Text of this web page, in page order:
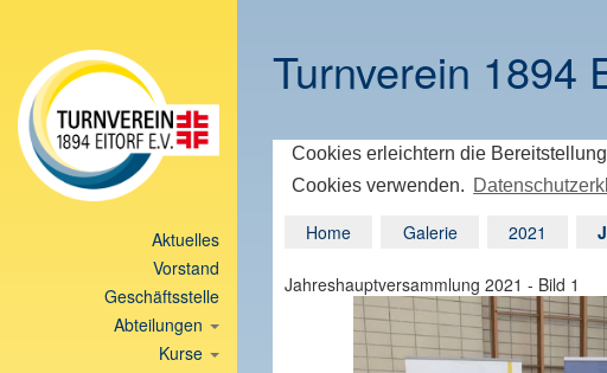
Aktuelles
Vorstand
Geschäftsstelle
Abteilungen
Kurse
Turnverein 1894
Cookies erleichtern die
Cookies verwenden.
Home Galerie 2021
Jahreshauptversammlung 2021 - Bild 1